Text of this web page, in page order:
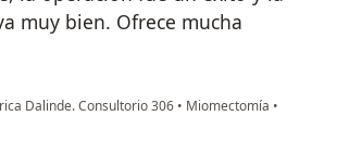
muy bien. Ofrece mucha
Dalinde. Consultorio 306 • Miomectomía •
A.